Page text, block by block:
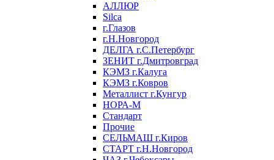
АЛЛЮР
Silca
г.Глазов
г.Н.Новгород
ДЕЛГА г.С.Петербург
ЗЕНИТ г.Дмитровград
КЭМЗ г.Калуга
КЭМЗ г.Ковров
Металлист г.Кунгур
НОРА-М
Стандарт
Прочие
СЕЛЬМАШ г.Киров
СТАРТ г.Н.Новгород